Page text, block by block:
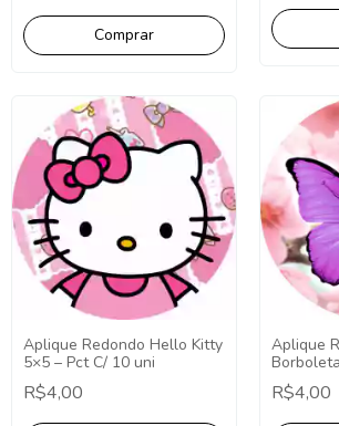
Aplique Redondo Hello Kitty
5×5 – Pct C/ 10 uni
R$4,00
Aplique
uni
R$4,00